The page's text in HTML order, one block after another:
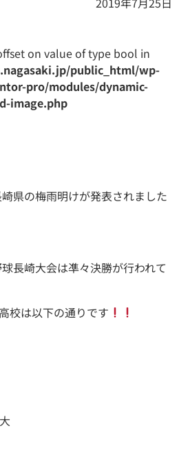
on value of type bool in
public_html/wp-
pro/modules/dynamic-
image.php
県の梅雨明けが発表されました
長崎大会は凖々決勝が行われて
校は以下の通りです